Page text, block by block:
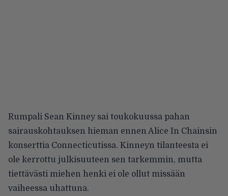
Rumpali Sean Kinney sai toukokuussa pahan
sairauskohtauksen hieman ennen Alice In Chainsin
konserttia Connecticutissa. Kinneyn tilanteesta ei
ole kerrottu julkisuuteen sen tarkemmin, mutta
tiettävästi miehen henki ei ole ollut missään
vaiheessa uhattuna.